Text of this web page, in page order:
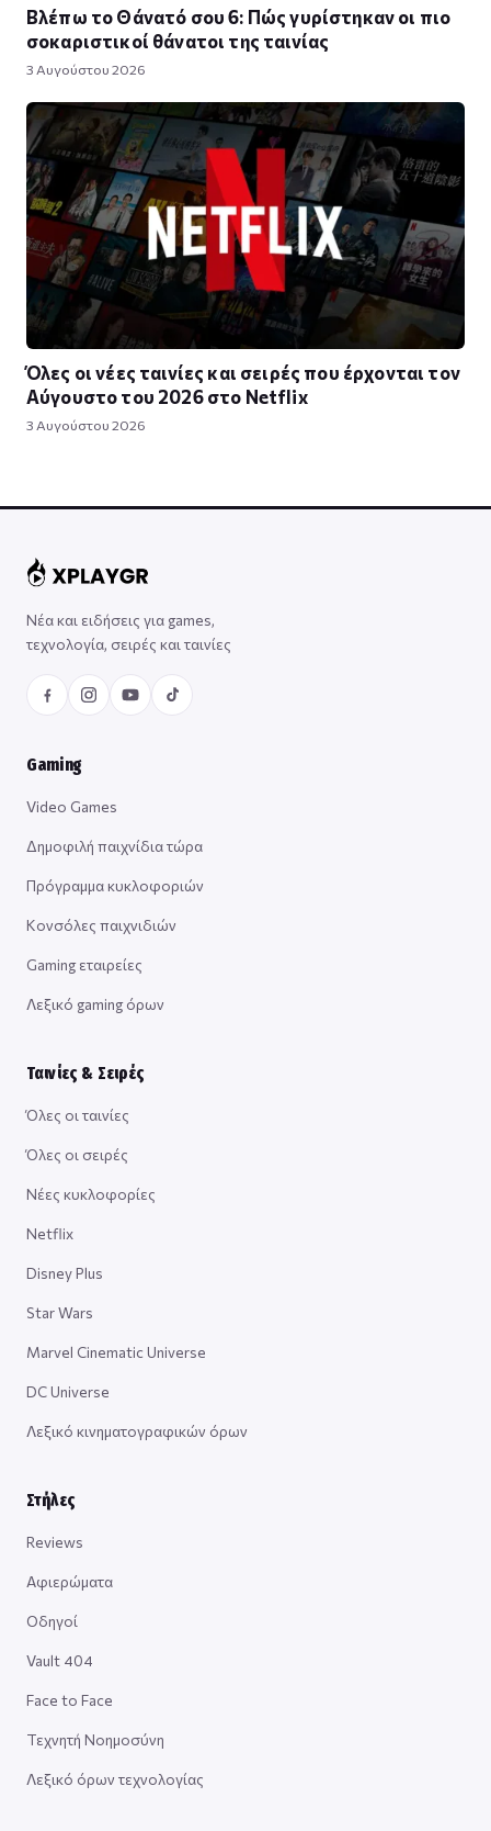
Βλέπω το Θάνατό σου 6: Πώς γυρίστηκαν οι πιο
σοκαριστικοί θάνατοι της ταινίας
3 Αυγούστου 2026
Όλες οι νέες ταινίες και σειρές που έρχονται τον
Αύγουστο του 2026 στο Netflix
3 Αυγούστου 2026
Νέα και ειδήσεις για games,
τεχνολογία, σειρές και ταινίες
Gaming
Video Games
Δημοφιλή παιχνίδια τώρα
Πρόγραμμα κυκλοφοριών
Κονσόλες παιχνιδιών
Gaming εταιρείες
Λεξικό gaming όρων
Ταινίες & Σειρές
Όλες οι ταινίες
Όλες οι σειρές
Νέες κυκλοφορίες
Netflix
Disney Plus
Star Wars
Marvel Cinematic Universe
DC Universe
Λεξικό κινηματογραφικών όρων
Στήλες
Reviews
Αφιερώματα
Οδηγοί
Vault 404
Face to Face
Τεχνητή Νοημοσύνη
Λεξικό όρων τεχνολογίας